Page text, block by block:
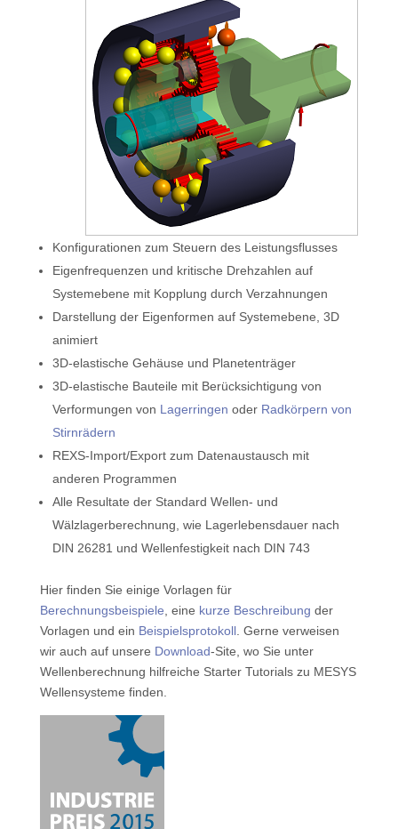
Konfigurationen zum Steuern des Leistungsflusses
Eigenfrequenzen und kritische Drehzahlen auf
Systemebene mit Kopplung durch Verzahnungen
Darstellung der Eigenformen auf Systemebene, 3D
animiert
3D-elastische Gehäuse und Planetenträger
3D-elastische Bauteile mit Berücksichtigung von
Verformungen von Lagerringen oder Radkörpern von
Stirnrädern
REXS-Import/Export zum Datenaustausch mit
anderen Programmen
Alle Resultate der Standard Wellen- und
Wälzlagerberechnung, wie Lagerlebensdauer nach
DIN 26281 und Wellenfestigkeit nach DIN 743
Hier finden Sie einige Vorlagen für
Berechnungsbeispiele, eine kurze Beschreibung der
Vorlagen und ein Beispielsprotokoll. Gerne verweisen
wir auch auf unsere Download-Site, wo Sie unter
Wellenberechnung hilfreiche Starter Tutorials zu MESYS
Wellensysteme finden.